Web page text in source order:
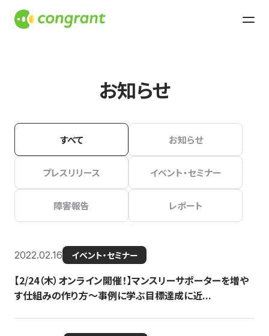
お知らせ
すべて お知らせ
プレスリリース イベント・セミナー
障害報告 レポート
2022.02.16 イベント・セミナー
【2/24（木）オンライン開催！】マンスリーサポーターを増や
す仕組みの作り方〜事例に学ぶ目標達成に近...